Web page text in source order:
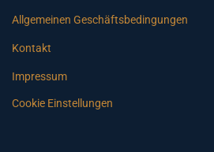
Allgemeinen Geschäftsbedingungen
Kontakt
Impressum
Cookie Einstellungen